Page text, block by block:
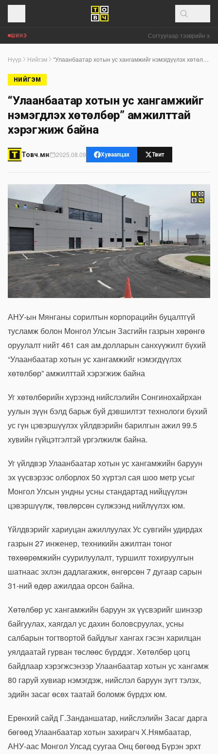
ШИНЭ Согтуугаар тээврийн
Нүүр Нийгэм
НИЙГЭМ
“Улаанбаатар хотын ус хангамжийг
нэмэгдүүлэх хөтөлбөр” амжилттай
хэрэгжиж байна
Товч.мн 2025.08.09 Хуваалцах Твит
АНУ-ын Мянганы сорилтын корпорацийн буцалтгүй
тусламж болон Монгол Улсын Засгийн газрын хөрөнгө
оруулалт нийт 461 сая ам.долларын санхүүжилт бүхий
“Улаанбаатар хотын ус хангамжийг нэмэгдүүлэх
хөтөлбөр” амжилттай хэрэгжиж байна
Уг хөтөлбөрийн хүрээнд нийслэлийн Сонгинохайрхан
уулын зүүн бэлд барьж буй дэвшилтэт технологи бүхий
ус гүн цэвэршүүлэх үйлдвэрийн барилгын ажил 99.5
хувийн гүйцэтгэлтэй үргэлжилж байна.
Уг үйлдвэр Улаанбаатар хотын ус хангамжийн баруун
эх үүсвэрээс олборлох 50 хүртэл сая шоо метр усыг
Монгол Улсын ундны усны стандартад нийцүүлэн
цэвэршүүлж, төвлөрсөн сүлжээнд нийлүүлэх юм.
Үйлдвэрийг хариуцан ажиллуулах Ус сувгийн удирдах
газрын 27 инженер, техникийн ажилтан тоног
төхөөрөмжийн суурилуулалт, туршилт тохируулгын
шатнаас эхлэн дадлагажиж, өнгөрсөн 7 дугаар сарын
31-ний өдөр ажилдаа орсон байна.
Хөтөлбөр ус хангамжийн баруун эх үүсвэрийг шинээр
байгуулах, хаягдал ус дахин боловсруулах, усны
салбарын тогтвортой байдлыг хангах гэсэн харилцан
уялдаатай гурван төслөөс бүрддэг. Хөтөлбөр цогц
байдлаар хэрэгжсэнээр Улаанбаатар хотын ус хангамж
80 гаруй хувиар нэмэгдэж, нийслэл баруун зүгт тэлэх,
эдийн засаг өсөх таатай боломж бүрдэх юм.
Ерөнхий сайд Г.Занданшатар, нийслэлийн Засаг дарга
бөгөөд Улаанбаатар хотын захирагч Х.Нямбаатар,
АНУ-аас Монгол Улсад суугаа Онц бөгөөд Бүрэн эрхт